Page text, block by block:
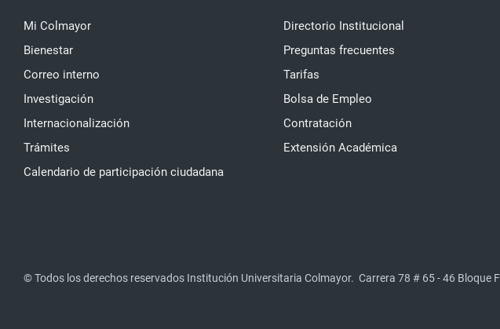
Mi Colmayor
Bienestar
Correo interno
Investigación
Internacionalización
Trámites
Calendario de participación ciudadana
Directorio Institucional
Preguntas frecuentes
Tarifas
Bolsa de Empleo
Contratación
Extensión Académica
© Todos los derechos reservados Institución Universitaria Colmayor. Carrera 78 # 65 - 46 Bloque